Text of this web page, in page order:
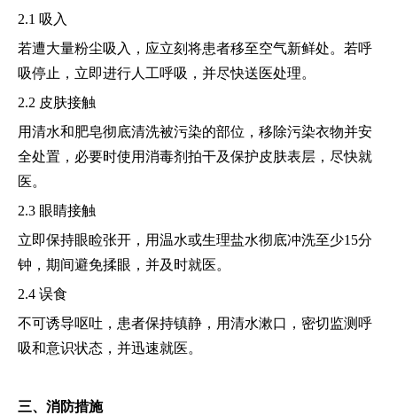
2.1 吸入
若遭大量粉尘吸入，应立刻将患者移至空气新鲜处。若呼
吸停止，立即进行人工呼吸，并尽快送医处理。
2.2 皮肤接触
用清水和肥皂彻底清洗被污染的部位，移除污染衣物并安
全处置，必要时使用消毒剂拍干及保护皮肤表层，尽快就
医。
2.3 眼睛接触
立即保持眼睑张开，用温水或生理盐水彻底冲洗至少15分
钟，期间避免揉眼，并及时就医。
2.4 误食
不可诱导呕吐，患者保持镇静，用清水漱口，密切监测呼
吸和意识状态，并迅速就医。
三、消防措施